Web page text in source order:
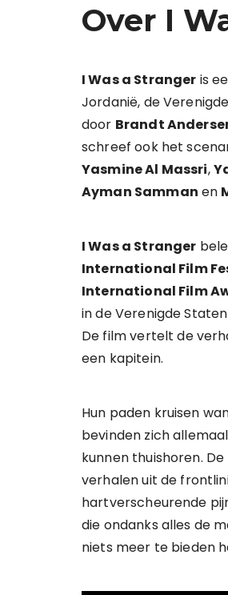
Over I
I Was a Stranger is
Jordanië, de
door Brandt
schreef ook het
Yasmine Al Massri,
Ayman Samman en
I Was a Stranger
International Film
International Film
in de Verenigde
De film vertelt de
een kapitein.
Hun paden kruisen
bevinden zich
kunnen thuishoren.
verhalen uit de
hartverscheurende
die ondanks alles de
niets meer te bieden